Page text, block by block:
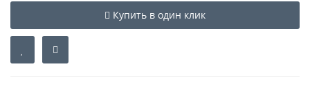
Купить в один клик